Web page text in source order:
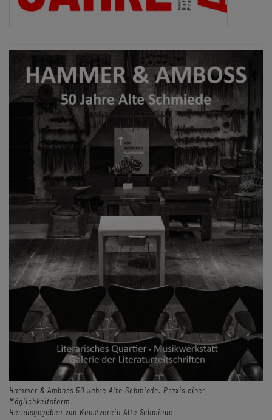
Hammer & Amboss 50 Jahre Alte Schmiede. Praxis einer
Möglichkeitsform
Herausgegeben von Kunstverein Alte Schmiede